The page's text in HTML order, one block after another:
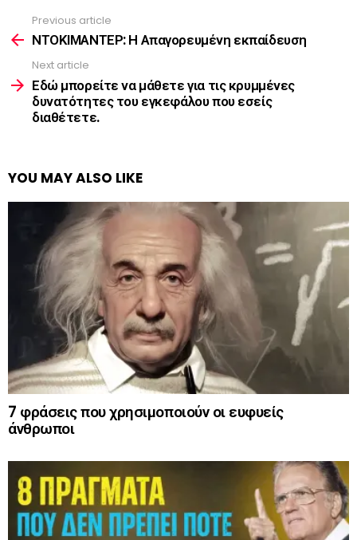
more
Previous article
ΝΤΟΚΙΜΑΝΤΕΡ: Η Απαγορευμένη εκπαίδευση
Next article
Εδώ μπορείτε να μάθετε για τις κρυμμένες
δυνατότητες του εγκεφάλου που εσείς
διαθέτετε.
YOU MAY ALSO LIKE
7 φράσεις που χρησιμοποιούν οι ευφυείς
άνθρωποι